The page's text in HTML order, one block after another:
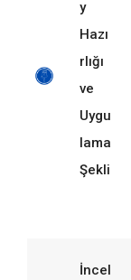
y
Hazı
rlığı
ve
Uygu
lama
Şekli
İncel